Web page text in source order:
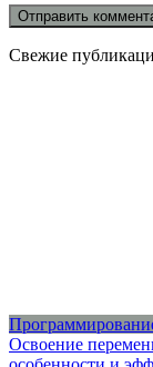
Свежие
Освоение